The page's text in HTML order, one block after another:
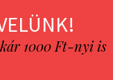
1000 Ft-nyi is